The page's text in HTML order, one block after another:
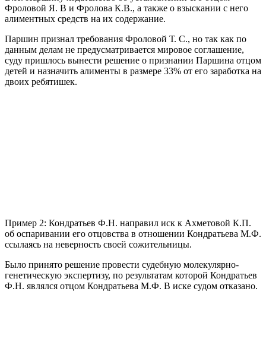
Фроловой Я. В и Фролова К.В., а также о взыскании с него
алиментных средств на их содержание.
Паршин признал требования Фроловой Т. С., но так как по
данным делам не предусматривается мировое соглашение,
суду пришлось вынести решение о признании Паршина отцом
детей и назначить алименты в размере 33% от его заработка на
двоих ребятишек.
Пример 2: Кондратьев Ф.Н. направил иск к Ахметовой К.П.
об оспаривании его отцовства в отношении Кондратьева М.Ф.
ссылаясь на неверность своей сожительницы.
Было принято решение провести судебную молекулярно-
генетическую экспертизу, по результатам которой Кондратьев
Ф.Н. являлся отцом Кондратьева М.Ф. В иске судом отказано.